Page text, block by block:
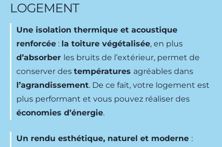
LOGEMENT
Une isolation thermique et acoustique
renforcée : la toiture végétalisée, en plus
d’absorber les bruits de l’extérieur, permet de
conserver des températures agréables dans
l’agrandissement. De ce fait, votre logement est
plus performant et vous pouvez réaliser des
économies d’énergie.
Un rendu esthétique, naturel et moderne :